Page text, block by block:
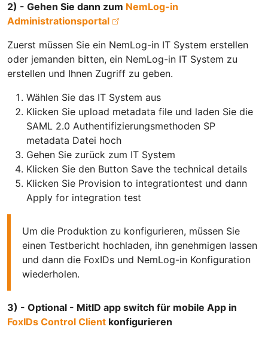
2) - Gehen Sie dann zum NemLog-in
Administrationsportal
Zuerst müssen Sie ein NemLog-in IT System erstellen
oder jemanden bitten, ein NemLog-in IT System zu
erstellen und Ihnen Zugriff zu geben.
Wählen Sie das IT System aus
Klicken Sie upload metadata file und laden Sie die
SAML 2.0 Authentifizierungsmethoden SP
metadata Datei hoch
Gehen Sie zurück zum IT System
Klicken Sie den Button Save the technical details
Klicken Sie Provision to integrationtest und dann
Apply for integration test
Um die Produktion zu konfigurieren, müssen Sie
einen Testbericht hochladen, ihn genehmigen lassen
und dann die FoxIDs und NemLog-in Konfiguration
wiederholen.
3) - Optional - MitID app switch für mobile App in
FoxIDs Control Client konfigurieren